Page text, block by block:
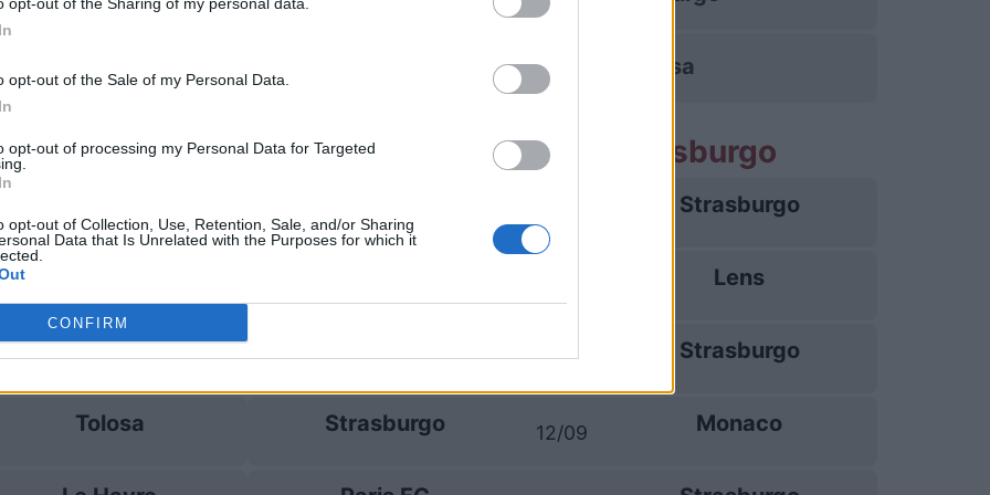
opt-out of the Sale of my Personal Data.
opt-out of processing my Personal Data for Targeted
opt-out of Collection, Use, Retention, Sale, and/or Sharing
Data that Is Unrelated with the Purposes for which it
CONFIRM
Tolosa
Tolosa
Lille
Tolosa
Prossime partite Strasburgo
Strasburgo
Lens
05/09 Strasburgo
Strasburgo 12/09 Monaco